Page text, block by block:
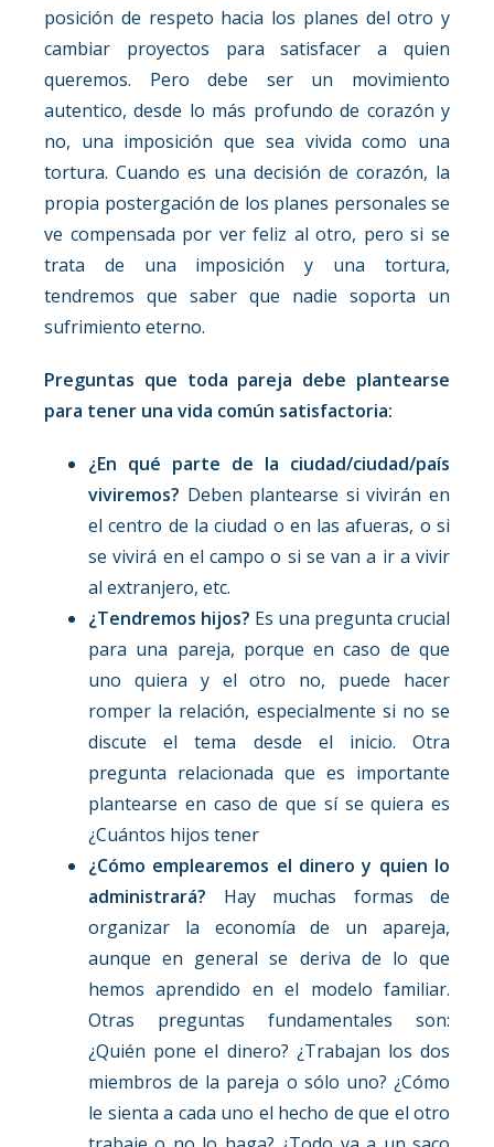
posición de respeto hacia los planes del otro y
cambiar proyectos para satisfacer a quien
queremos. Pero debe ser un movimiento
autentico, desde lo más profundo de corazón y
no, una imposición que sea vivida como una
tortura. Cuando es una decisión de corazón, la
propia postergación de los planes personales se
ve compensada por ver feliz al otro, pero si se
trata de una imposición y una tortura,
tendremos que saber que nadie soporta un
sufrimiento eterno.
Preguntas que toda pareja debe plantearse
para tener una vida común satisfactoria:
¿En qué parte de la ciudad/ciudad/país
viviremos? Deben plantearse si vivirán en
el centro de la ciudad o en las afueras, o si
se vivirá en el campo o si se van a ir a vivir
al extranjero, etc.
¿Tendremos hijos? Es una pregunta crucial
para una pareja, porque en caso de que
uno quiera y el otro no, puede hacer
romper la relación, especialmente si no se
discute el tema desde el inicio. Otra
pregunta relacionada que es importante
plantearse en caso de que sí se quiera es
¿Cuántos hijos tener
¿Cómo emplearemos el dinero y quien lo
administrará? Hay muchas formas de
organizar la economía de un apareja,
aunque en general se deriva de lo que
hemos aprendido en el modelo familiar.
Otras preguntas fundamentales son:
¿Quién pone el dinero? ¿Trabajan los dos
miembros de la pareja o sólo uno? ¿Cómo
le sienta a cada uno el hecho de que el otro